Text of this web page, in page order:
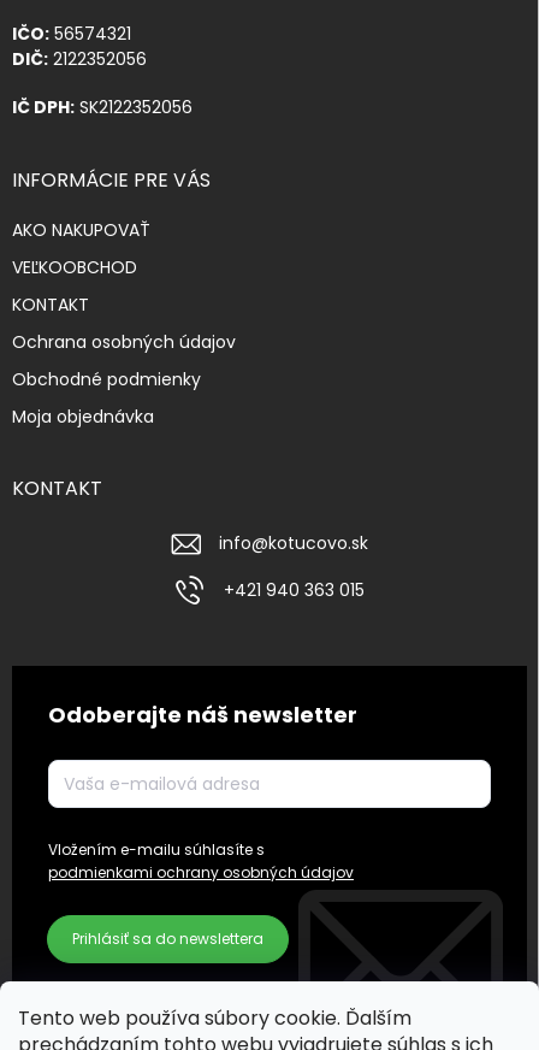
Tento web používa súbory cookie. Ďalším
IČO: 56574321
DIČ: 2122352056
IČ DPH: SK2122352056
INFORMÁCIE PRE VÁS
AKO NAKUPOVAŤ
VEĽKOOBCHOD
KONTAKT
Ochrana osobných údajov
Obchodné podmienky
Moja objednávka
KONTAKT
info@kotucovo.sk
+421 940 363 015
Odoberajte náš newsletter
Vložením e-mailu súhlasíte s
podmienkami ochrany osobných údajov
Prihlásiť sa do newslettera